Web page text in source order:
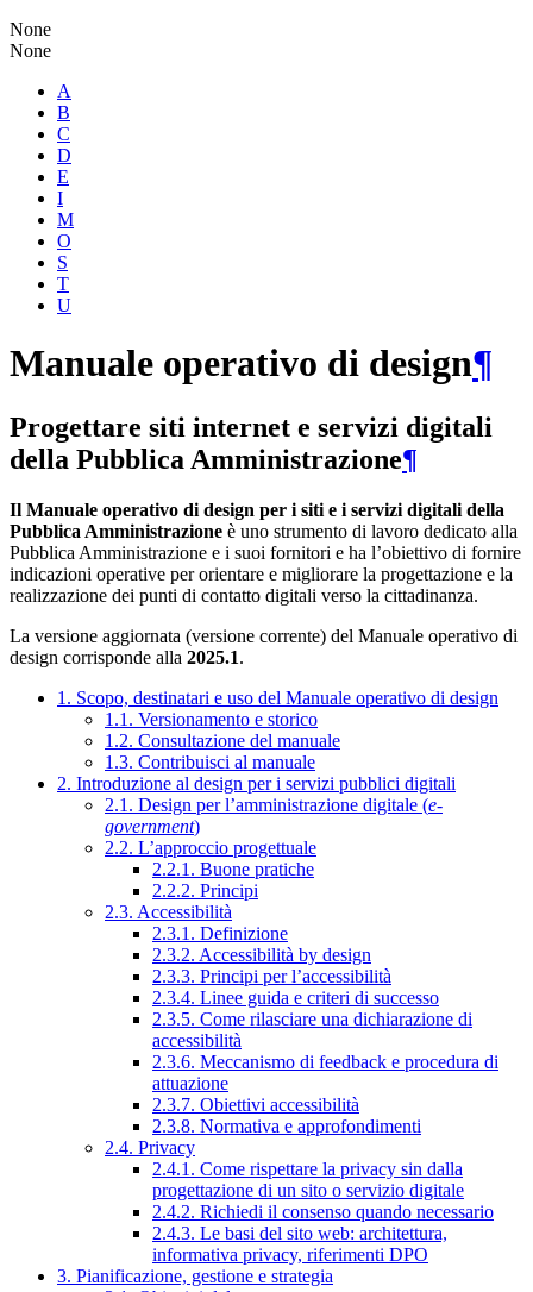
None
None
A
B
C
D
E
I
M
O
S
T
U
Manuale operativo di design¶
Progettare siti internet e servizi digitali
della Pubblica Amministrazione¶
Il Manuale operativo di design per i siti e i servizi digitali della
Pubblica Amministrazione è uno strumento di lavoro dedicato alla
Pubblica Amministrazione e i suoi fornitori e ha l’obiettivo di fornire
indicazioni operative per orientare e migliorare la progettazione e la
realizzazione dei punti di contatto digitali verso la cittadinanza.
La versione aggiornata (versione corrente) del Manuale operativo di
design corrisponde alla 2025.1.
1. Scopo, destinatari e uso del Manuale operativo di design
1.1. Versionamento e storico
1.2. Consultazione del manuale
1.3. Contribuisci al manuale
2. Introduzione al design per i servizi pubblici digitali
2.1. Design per l’amministrazione digitale (e-
government)
2.2. L’approccio progettuale
2.2.1. Buone pratiche
2.2.2. Principi
2.3. Accessibilità
2.3.1. Definizione
2.3.2. Accessibilità by design
2.3.3. Principi per l’accessibilità
2.3.4. Linee guida e criteri di successo
2.3.5. Come rilasciare una dichiarazione di
accessibilità
2.3.6. Meccanismo di feedback e procedura di
attuazione
2.3.7. Obiettivi accessibilità
2.3.8. Normativa e approfondimenti
2.4. Privacy
2.4.1. Come rispettare la privacy sin dalla
progettazione di un sito o servizio digitale
2.4.2. Richiedi il consenso quando necessario
2.4.3. Le basi del sito web: architettura,
informativa privacy, riferimenti DPO
3. Pianificazione, gestione e strategia